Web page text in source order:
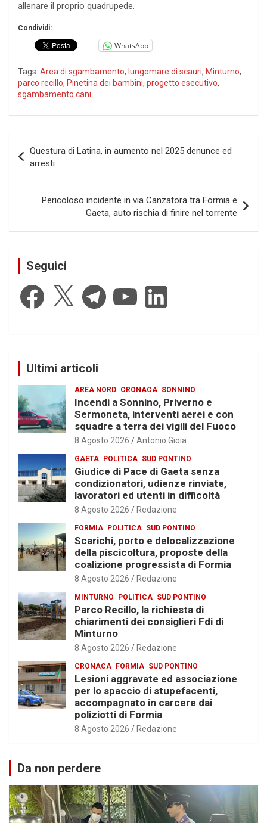
allenare il proprio quadrupede.
Condividi:
WhatsApp
Tags: Area di sgambamento, lungomare di scauri, Minturno,
parco recillo, Pinetina dei bambini, progetto esecutivo,
sgambamento cani
articoli
Questura di Latina, in aumento nel 2025 denunce ed
arresti
Pericoloso incidente in via Canzatora tra Formia e
Gaeta, auto rischia di finire nel torrente
Seguici
Facebook Telegram YouTube LinkedIn
Ultimi articoli
AREA NORD CRONACA SONNINO
Incendi a Sonnino, Priverno e
Sermoneta, interventi aerei e con
squadre a terra dei vigili del Fuoco
8 Agosto 2026 Antonio Gioia
GAETA POLITICA SUD PONTINO
Giudice di Pace di Gaeta senza
condizionatori, udienze rinviate,
lavoratori ed utenti in difficoltà
8 Agosto 2026 Redazione
FORMIA POLITICA SUD PONTINO
Scarichi, porto e delocalizzazione
della piscicoltura, proposte della
coalizione progressista di Formia
8 Agosto 2026 Redazione
MINTURNO POLITICA SUD PONTINO
Parco Recillo, la richiesta di
chiarimenti dei consiglieri Fdi di
Minturno
8 Agosto 2026 Redazione
CRONACA FORMIA SUD PONTINO
Lesioni aggravate ed associazione
per lo spaccio di stupefacenti,
accompagnato in carcere dai
poliziotti di Formia
8 Agosto 2026 Redazione
Da non perdere